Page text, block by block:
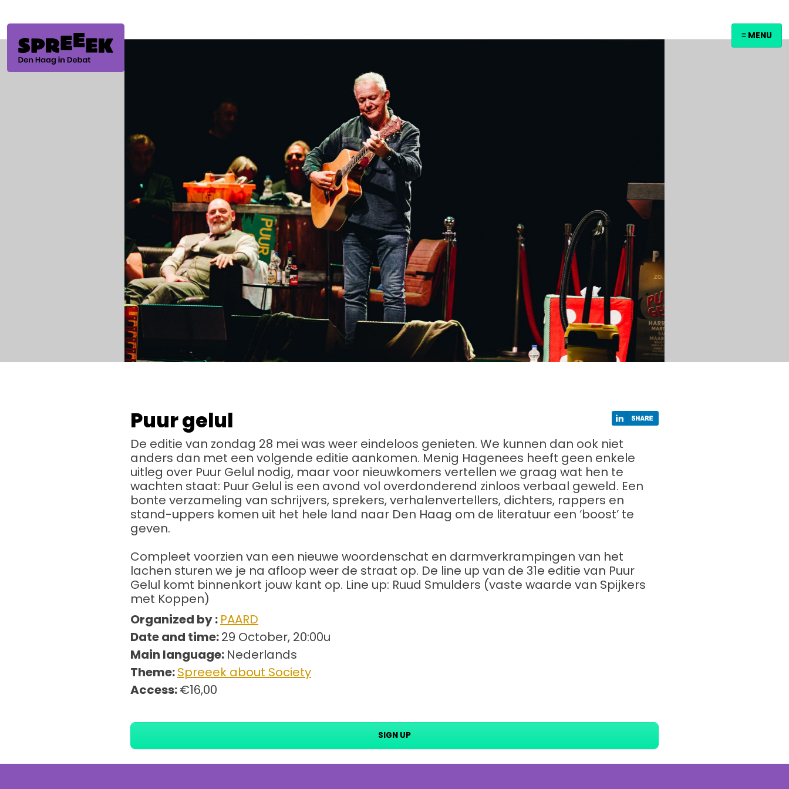
≡ MENU
Puur gelul
De editie van zondag 28 mei was weer eindeloos genieten. We kunnen dan ook niet
anders dan met een volgende editie aankomen. Menig Hagenees heeft geen enkele
uitleg over Puur Gelul nodig, maar voor nieuwkomers vertellen we graag wat hen te
wachten staat: Puur Gelul is een avond vol overdonderend zinloos verbaal geweld. Een
bonte verzameling van schrijvers, sprekers, verhalenvertellers, dichters, rappers en
stand-uppers komen uit het hele land naar Den Haag om de literatuur een ‘boost’ te
geven.
Compleet voorzien van een nieuwe woordenschat en darmverkrampingen van het
lachen sturen we je na afloop weer de straat op. De line up van de 31e editie van Puur
Gelul komt binnenkort jouw kant op. Line up: Ruud Smulders (vaste waarde van Spijkers
met Koppen)
Organized by : PAARD
Date and time:29 October, 20:00u
Main language: Nederlands
Theme:Spreeek about Society
Access:€16,00
SIGN UP